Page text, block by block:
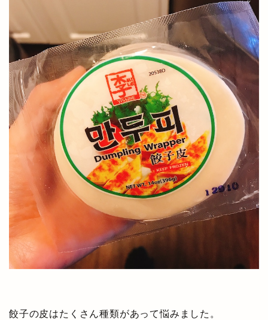
餃子の皮はたくさん種類があって悩みました。